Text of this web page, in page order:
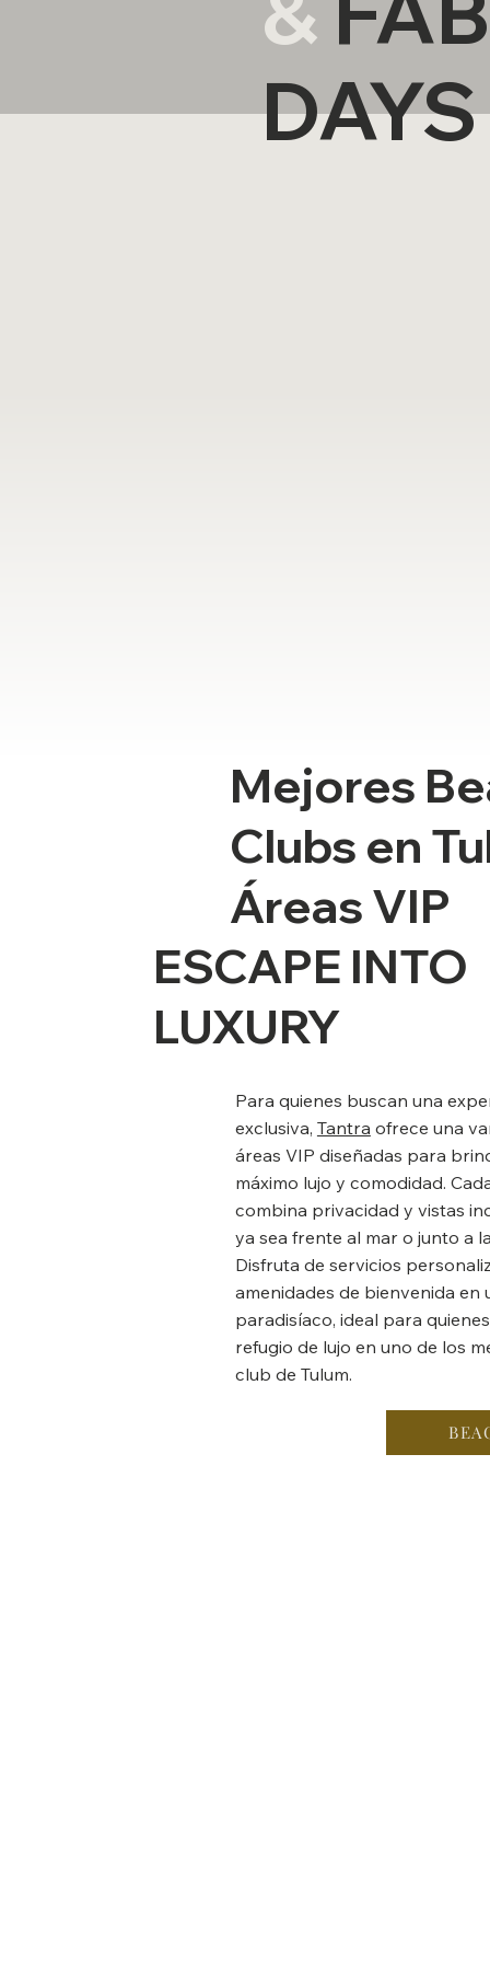
DAYS
Mejores
Clubs en
Áreas VIP
ESCAPE INTO
LUXURY
Para quienes buscan una
exclusiva, Tantra ofrece una
áreas VIP diseñadas para
máximo lujo y comodidad.
combina privacidad y vistas
ya sea frente al mar o junto a
Disfruta de servicios
amenidades de bienvenida en
paradisíaco, ideal para
refugio de lujo en uno de los
club de Tulum.